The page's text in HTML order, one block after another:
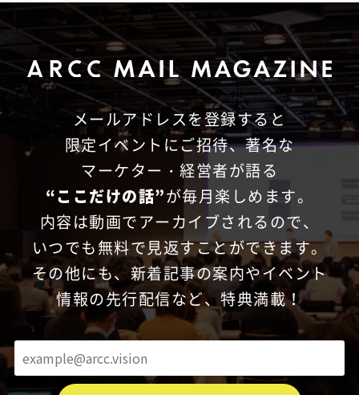
メールアドレスを登録すると
限定イベントにご招待、著名な
マーケター・経営者が語る
“ここだけの話”が毎月楽しめます。
内容は動画でアーカイブされるので、
いつでも無料で見返すことができます。
その他にも、新着記事の案内やイベント
情報の先行配信など、特典満載！